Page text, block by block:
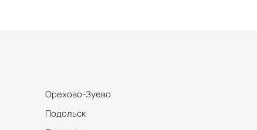
Орехово-Зуево
Подольск